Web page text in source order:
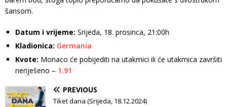
šansom.
Datum i vrijeme: Srijeda, 18. prosinca, 21:00h
Kladionica: Germania
Kvote: Monaco će pobijediti na utakmici ili će utakmica završiti
neriješeno – 1.91
PREVIOUS
Tiket dana (Srijeda, 18.12.2024)